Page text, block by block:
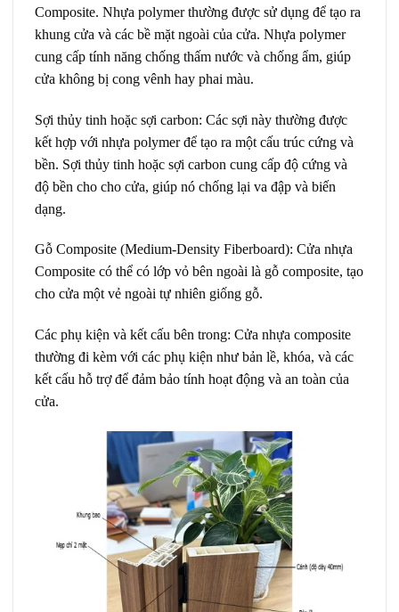
Composite. Nhựa polymer thường được sử dụng để tạo ra
khung cửa và các bề mặt ngoài của cửa. Nhựa polymer
cung cấp tính năng chống thấm nước và chống ẩm, giúp
cửa không bị cong vênh hay phai màu.
Sợi thủy tinh hoặc sợi carbon: Các sợi này thường được
kết hợp với nhựa polymer để tạo ra một cấu trúc cứng và
bền. Sợi thủy tinh hoặc sợi carbon cung cấp độ cứng và
độ bền cho cho cửa, giúp nó chống lại va đập và biến
dạng.
Gỗ Composite (Medium-Density Fiberboard): Cửa nhựa
Composite có thể có lớp vỏ bên ngoài là gỗ composite, tạo
cho cửa một vẻ ngoài tự nhiên giống gỗ.
Các phụ kiện và kết cấu bên trong: Cửa nhựa composite
thường đi kèm với các phụ kiện như bản lề, khóa, và các
kết cấu hỗ trợ để đảm bảo tính hoạt động và an toàn của
cửa.